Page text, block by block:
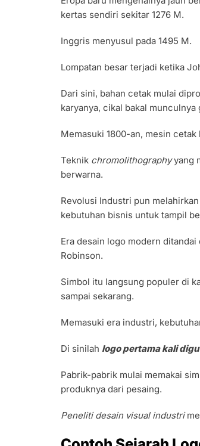
kertas sendiri sekitar 1276 M.
Inggris menyusul pada 1495 M.
Lompatan besar terjadi ketika
Dari sini, bahan cetak mulai
karyanya, cikal bakal munculnya
Memasuki 1800-an, mesin
Teknik chromolithographyyang
berwarna.
Revolusi Industri pun
kebutuhan bisnis untuk tampil
Era desain logo modern
Robinson.
Simbol itu langsung populer di
sampai sekarang.
Memasuki era industri,
Di sinilah logo pertama kali
Pabrik-pabrik mulai memakai
produknya dari pesaing.
Peneliti desain visual industri